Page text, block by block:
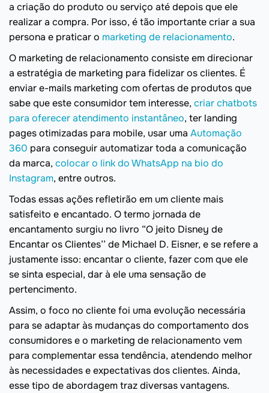
a criação do produto ou serviço até depois que ele
realizar a compra. Por isso, é tão importante criar a sua
persona e praticar o marketing de relacionamento.
O marketing de relacionamento consiste em direcionar
a estratégia de marketing para fidelizar os clientes. É
enviar e-mails marketing com ofertas de produtos que
sabe que este consumidor tem interesse, criar chatbots
para oferecer atendimento instantâneo, ter landing
pages otimizadas para mobile, usar uma Automação
360 para conseguir automatizar toda a comunicação
da marca, colocar o link do WhatsApp na bio do
Instagram, entre outros.
Todas essas ações refletirão em um cliente mais
satisfeito e encantado. O termo jornada de
encantamento surgiu no livro “O jeito Disney de
Encantar os Clientes’’ de Michael D. Eisner, e se refere a
justamente isso: encantar o cliente, fazer com que ele
se sinta especial, dar à ele uma sensação de
pertencimento.
Assim, o foco no cliente foi uma evolução necessária
para se adaptar às mudanças do comportamento dos
consumidores e o marketing de relacionamento vem
para complementar essa tendência, atendendo melhor
às necessidades e expectativas dos clientes. Ainda,
esse tipo de abordagem traz diversas vantagens.